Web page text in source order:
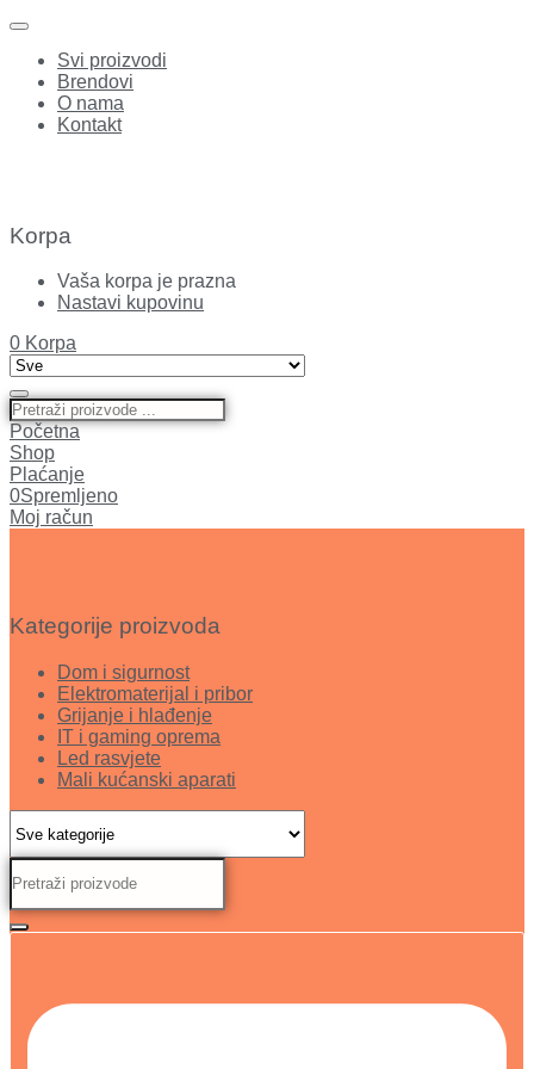
Svi proizvodi
Brendovi
O nama
Kontakt
Korpa
Vaša korpa je prazna
Nastavi kupovinu
0 Korpa
Početna
Shop
Plaćanje
0Spremljeno
Moj račun
Kategorije proizvoda
Dom i sigurnost
Elektromaterijal i pribor
Grijanje i hlađenje
IT i gaming oprema
Led rasvjete
Mali kućanski aparati